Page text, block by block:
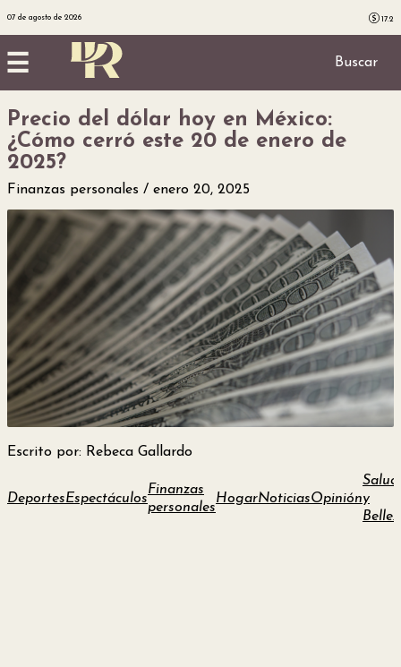
07 de agosto de 2026 17.2
☰ Buscar
Inicio
Noticias
Utilidad
Finanzas
personales
Salud
y
Belleza
Hogar
Precio del dólar hoy en México:
¿Cómo cerró este 20 de enero de
2025?
Finanzas personales enero 20, 2025
Escrito por: Rebeca Gallardo
DeportesEspectáculos
Finanzas
personales
HogarNoticiasOpinión
Salud
y